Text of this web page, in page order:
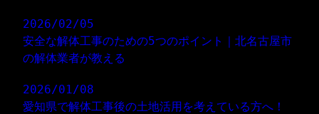
2026/02/05
安全な解体工事のための5つのポイント｜北名古屋市
の解体業者が教える
2026/01/08
愛知県で解体工事後の土地活用を考えている方へ！